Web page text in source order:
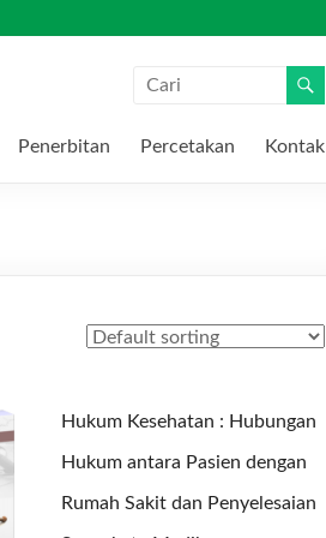
Penerbitan Percetakan Kontak
Hukum Kesehatan : Hubungan
Hukum antara Pasien dengan
Rumah Sakit dan Penyelesaian